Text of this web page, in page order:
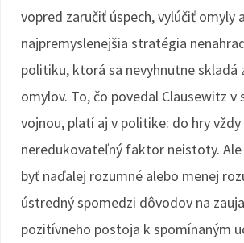
vopred zaručiť úspech, vylúčiť omyly
najpremyslenejšia stratégia
politiku, ktorá sa nevyhnutne skladá
omylov. To, čo povedal Clausewitz v
vojnou, platí aj v politike: do hry
neredukovateľný faktor neistoty.
byť naďalej rozumné alebo menej
ústredný spomedzi dôvodov na
pozitívneho postoja k spomínaným